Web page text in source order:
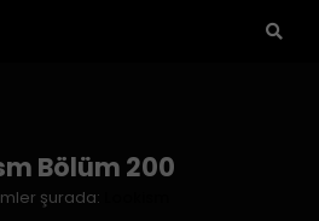
Bölüm 200
şurada: